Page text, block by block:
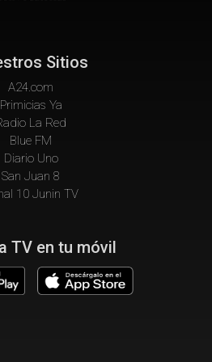
Sitios
A24.com
Primicias Ya
La Red
Blue FM
Diario Uno
San Juan 8
10 Junin TV
TV en tu móvil